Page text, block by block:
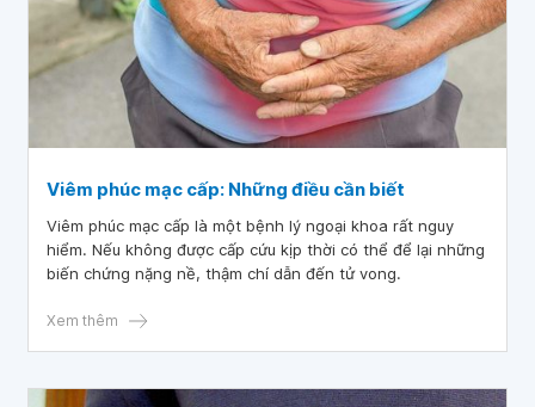
Viêm phúc mạc cấp: Những điều cần biết
Viêm phúc mạc cấp là một bệnh lý ngoại khoa rất nguy
hiểm. Nếu không được cấp cứu kịp thời có thể để lại những
biến chứng nặng nề, thậm chí dẫn đến tử vong.
Xem thêm